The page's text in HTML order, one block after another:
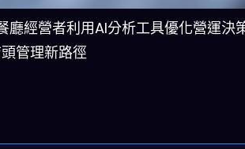
廳經營者利用AI分析工具優化營運決
管理新路徑